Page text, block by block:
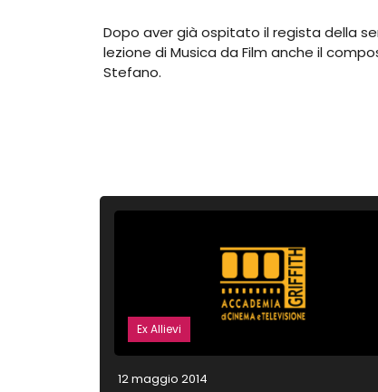
Dopo aver già ospitato il regista della
lezione di Musica da Film anche il
Stefano.
Ex Allievi
12 maggio 2014